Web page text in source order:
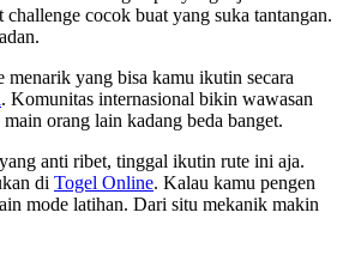
challenge cocok buat yang suka tantangan.
yang bisa kamu ikutin secara
. Komunitas internasional bikin wawasan
orang lain kadang beda banget.
anti ribet, tinggal ikutin rute ini aja.
di Togel Online. Kalau kamu pengen
mode latihan. Dari situ mekanik makin